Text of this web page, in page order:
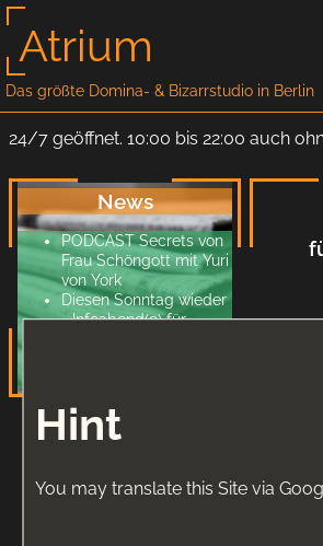
Atrium
Das größte Domina- & Bizarrstudio in Berlin
Hint
You may translate this Site via
24/7 geöffnet. 10:00 bis 22:00 auch
News
PODCAST Secrets von
Frau Schöngott mit Yuri
von York
Diesen Sonntag wieder
- Infoabend(e) für